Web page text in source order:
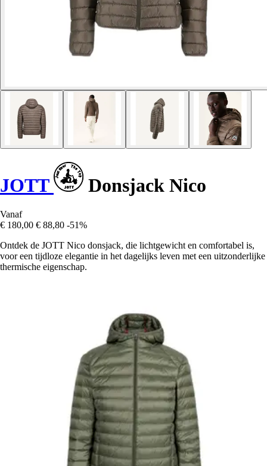
JOTT Donsjack Nico
Vanaf
€ 180,00 € 88,80 -51%
Ontdek de JOTT Nico donsjack, die lichtgewicht en comfortabel is,
voor een tijdloze elegantie in het dagelijks leven met een uitzonderlijke
thermische eigenschap.